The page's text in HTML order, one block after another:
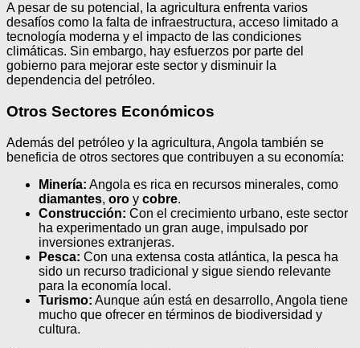
A pesar de su potencial, la agricultura enfrenta varios
desafíos como la falta de infraestructura, acceso limitado a
tecnología moderna y el impacto de las condiciones
climáticas. Sin embargo, hay esfuerzos por parte del
gobierno para mejorar este sector y disminuir la
dependencia del petróleo.
Otros Sectores Económicos
Además del petróleo y la agricultura, Angola también se
beneficia de otros sectores que contribuyen a su economía:
Minería: Angola es rica en recursos minerales, como
diamantes, oro y cobre.
Construcción: Con el crecimiento urbano, este sector
ha experimentado un gran auge, impulsado por
inversiones extranjeras.
Pesca: Con una extensa costa atlántica, la pesca ha
sido un recurso tradicional y sigue siendo relevante
para la economía local.
Turismo: Aunque aún está en desarrollo, Angola tiene
mucho que ofrecer en términos de biodiversidad y
cultura.